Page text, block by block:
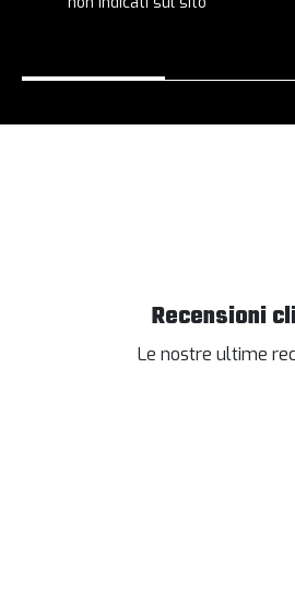
Recensioni
Le nostre ultime